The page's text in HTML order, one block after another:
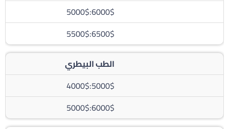
6000$:5000$
6500$:5500$
الطب البيطري
5000$:4000$
6000$:5000$